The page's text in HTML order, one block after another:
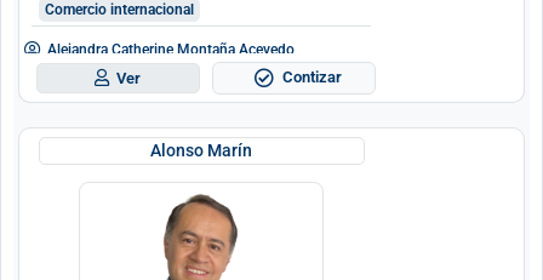
Comercio internacional
Alejandra Catherine Montaña Acevedo
Ver Contizar
Alonso Marín